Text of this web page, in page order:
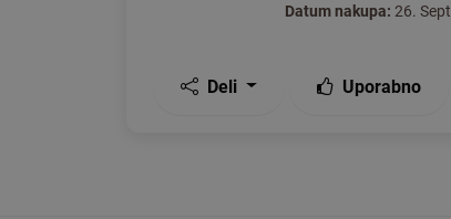
Datum nakupa: 26.
Deli Uporabno